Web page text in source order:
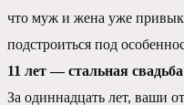
что муж и жена уже
подстроиться под
11 лет — стальная свадьба
За одиннадцать лет, ваши